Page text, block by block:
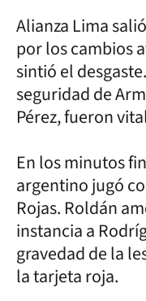
Alianza Lima
por los cambios
sintió el
seguridad de
Pérez, fueron
En los minutos
argentino jugó
Rojas. Roldán
instancia a
gravedad de la
la tarjeta roja.